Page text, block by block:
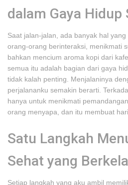
dalam Gaya Hidup
Saat jalan-jalan, ada banyak hal
orang-orang berinteraksi, menikmati
bahkan mencium aroma kopi dari
semua itu adalah bagian dari gaya
tidak kalah penting. Menjalaninya
perjalananku semakin berarti.
hanya untuk menikmati
orang menyapa, dan itu membuat
Satu Langkah
Sehat yang
Setiap langkah yang aku ambil